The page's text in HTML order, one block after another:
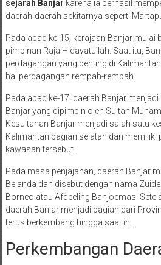
sejarah Banjar karena ia berhasil
daerah-daerah sekitarnya seperti
Pada abad ke-15, kerajaan Banjar mulai
pimpinan Raja Hidayatullah. Saat itu,
perdagangan yang penting di
hal perdagangan rempah-rempah.
Pada abad ke-17, daerah Banjar
Banjar yang dipimpin oleh Sultan
Kesultanan Banjar menjadi salah satu
Kalimantan bagian selatan dan memiliki
kawasan tersebut.
Pada masa penjajahan, daerah Banjar
Belanda dan disebut dengan nama
Borneo atau Afdeeling Banjoemas.
daerah Banjar menjadi bagian dari
terus berkembang hingga saat ini.
Perkembangan